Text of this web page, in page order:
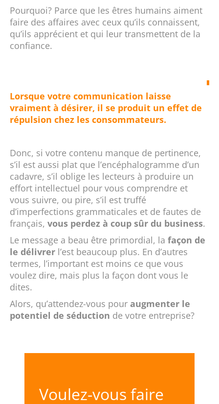
Pourquoi? Parce que les êtres humains aiment
faire des affaires avec ceux qu’ils connaissent,
qu’ils apprécient et qui leur transmettent de la
confiance.
Lorsque votre communication laisse
vraiment à désirer, il se produit un effet de
répulsion chez les consommateurs.
Donc, si votre contenu manque de pertinence,
s’il est aussi plat que l’encéphalogramme d’un
cadavre, s’il oblige les lecteurs à produire un
effort intellectuel pour vous comprendre et
vous suivre, ou pire, s’il est truffé
d’imperfections grammaticales et de fautes de
français, vous perdez à coup sûr du business.
Le message a beau être primordial, la façon de
le délivrer l’est beaucoup plus. En d’autres
termes, l’important est moins ce que vous
voulez dire, mais plus la façon dont vous le
dites.
Alors, qu’attendez-vous pour augmenter le
potentiel de séduction de votre entreprise?
Voulez-vous faire